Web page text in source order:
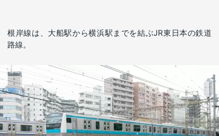
根岸線は、大船駅から横浜駅までを結ぶJR東日本の鉄道
路線。